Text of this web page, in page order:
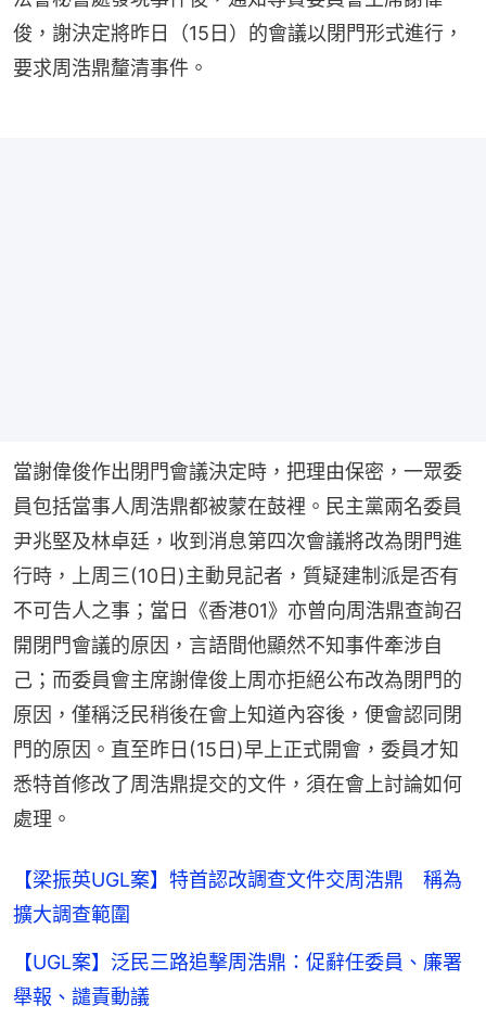
俊，謝決定將昨日（15日）的會議以閉門形式進行，
要求周浩鼎釐清事件。
當謝偉俊作出閉門會議決定時，把理由保密，一眾委
員包括當事人周浩鼎都被蒙在鼓裡。民主黨兩名委員
尹兆堅及林卓廷，收到消息第四次會議將改為閉門進
行時，上周三(10日)主動見記者，質疑建制派是否有
不可告人之事；當日《香港01》亦曾向周浩鼎查詢召
開閉門會議的原因，言語間他顯然不知事件牽涉自
己；而委員會主席謝偉俊上周亦拒絕公布改為閉門的
原因，僅稱泛民稍後在會上知道內容後，便會認同閉
門的原因。直至昨日(15日)早上正式開會，委員才知
悉特首修改了周浩鼎提交的文件，須在會上討論如何
處理。
【梁振英UGL案】特首認改調查文件交周浩鼎 稱為
擴大調查範圍
【UGL案】泛民三路追擊周浩鼎：促辭任委員、廉署
舉報、譴責動議